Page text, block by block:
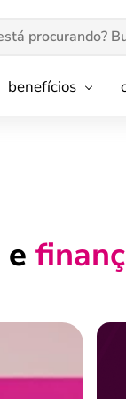
benefícios
e